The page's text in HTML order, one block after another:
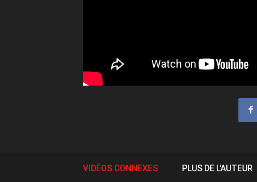
VIDÉOS CONNEXES PLUS DE L'AUTEUR